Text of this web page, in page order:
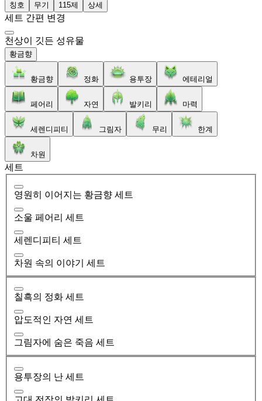
칭호 무기 115제 상세
세트 간편 변경
천상이 깃든 성유물
황금향
황금향 정화 용투장 에테리얼
페어리 자연 발키리 마력
세렌디피티 그림자 무리 한계
차원
세트
영원히 이어지는 황금향 세트
소울 페어리 세트
세렌디피티 세트
차원 속의 이야기 세트
칠흑의 정화 세트
압도적인 자연 세트
그림자에 숨은 죽음 세트
용투장의 난 세트